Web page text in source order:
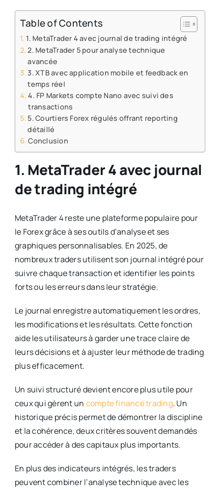
Table of Contents
1. MetaTrader 4 avec journal de trading intégré
2. MetaTrader 5 pour analyse technique
avancée
3. XTB avec application mobile et feedback en
temps réel
4. FP Markets compte Nano avec suivi des
transactions
5. Courtiers Forex régulés offrant reporting
détaillé
Conclusion
1. MetaTrader 4 avec journal
de trading intégré
MetaTrader 4 reste une plateforme populaire pour
le Forex grâce à ses outils d’analyse et ses
graphiques personnalisables. En 2025, de
nombreux traders utilisent son journal intégré pour
suivre chaque transaction et identifier les points
forts ou les erreurs dans leur stratégie.
Le journal enregistre automatiquement les ordres,
les modifications et les résultats. Cette fonction
aide les utilisateurs à garder une trace claire de
leurs décisions et à ajuster leur méthode de trading
plus efficacement.
Un suivi structuré devient encore plus utile pour
ceux qui gèrent un compte financé trading. Un
historique précis permet de démontrer la discipline
et la cohérence, deux critères souvent demandés
pour accéder à des capitaux plus importants.
En plus des indicateurs intégrés, les traders
peuvent combiner l’analyse technique avec les